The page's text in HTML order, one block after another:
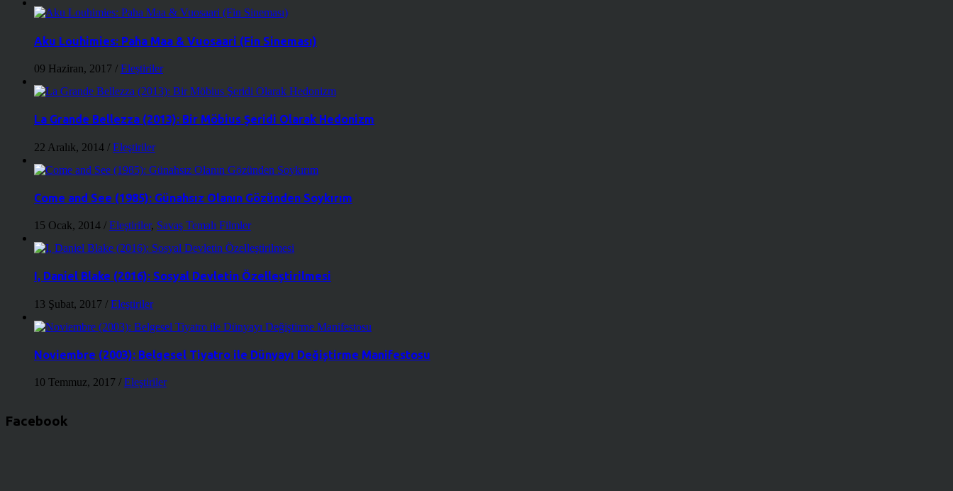
Aku Louhimies: Paha Maa & Vuosaari (Fin Sineması)
09 Haziran, 2017 / Eleştiriler
La Grande Bellezza (2013): Bir Möbius Şeridi Olarak Hedonizm
22 Aralık, 2014 / Eleştiriler
Come and See (1985): Günahsız Olanın Gözünden Soykırım
15 Ocak, 2014 / Eleştiriler, Savaş Temalı Filmler
I, Daniel Blake (2016): Sosyal Devletin Özelleştirilmesi
13 Şubat, 2017 / Eleştiriler
Noviembre (2003): Belgesel Tiyatro ile Dünyayı Değiştirme Manifestosu
10 Temmuz, 2017 / Eleştiriler
Facebook